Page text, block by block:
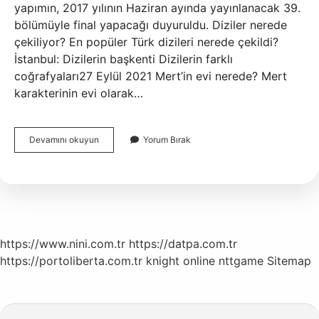
yapımın, 2017 yılının Haziran ayında yayınlanacak 39.
bölümüyle final yapacağı duyuruldu. Diziler nerede
çekiliyor? En popüler Türk dizileri nerede çekildi?
İstanbul: Dizilerin başkenti Dizilerin farklı
coğrafyaları27 Eylül 2021 Mert’in evi nerede? Mert
karakterinin evi olarak…
Devamını okuyun
Dizisi
Yorum Bırak
https://www.nini.com.tr https://datpa.com.tr
https://portoliberta.com.tr knight online nttgame Sitemap